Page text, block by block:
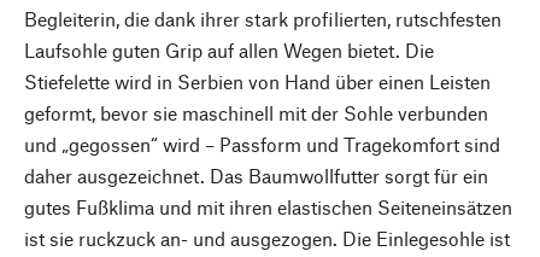
Begleiterin, die dank ihrer stark profilierten, rutschfesten
Laufsohle guten Grip auf allen Wegen bietet. Die
Stiefelette wird in Serbien von Hand über einen Leisten
geformt, bevor sie maschinell mit der Sohle verbunden
und „gegossen“ wird – Passform und Tragekomfort sind
daher ausgezeichnet. Das Baumwollfutter sorgt für ein
gutes Fußklima und mit ihren elastischen Seiteneinsätzen
ist sie ruckzuck an- und ausgezogen. Die Einlegesohle ist